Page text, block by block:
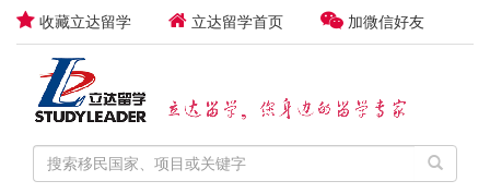
收藏立达留学 立达留学首页 加微信好友